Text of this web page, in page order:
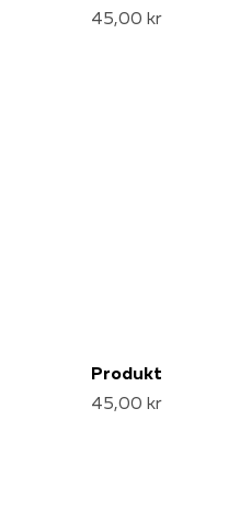
45,00 kr
Produkt
45,00 kr